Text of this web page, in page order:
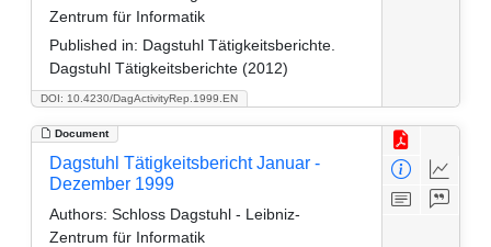
DOI: 10.4230/DagActivityRep.1999.EN
Zentrum für Informatik
Published in: Dagstuhl Tätigkeitsberichte.
Dagstuhl Tätigkeitsberichte (2012)
Document
Dagstuhl Tätigkeitsbericht Januar -
Dezember 1999
Authors: Schloss Dagstuhl - Leibniz-
Zentrum für Informatik